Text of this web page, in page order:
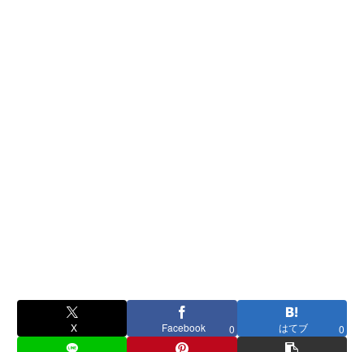
X Facebook 0 はてブ 0